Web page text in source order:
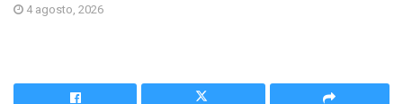
4 agosto, 2026